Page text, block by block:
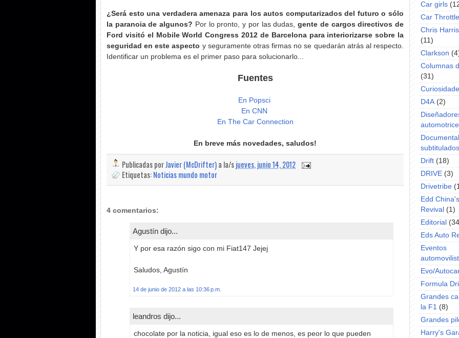
¿Será esto una verdadera amenaza para los autos computarizados del futuro o sólo
la paranoia de algunos? Por lo pronto, y por las dudas,gente de cargos directivos de
Ford visitó el Mobile World Congress 2012 de Barcelona para interiorizarse sobre la
seguridad en este aspecto y seguramente otras firmas no se quedarán atrás al respecto.
Identificar un problema es el primer paso para solucionarlo...
Fuentes
En Popsci
En CNN
En The Car Connection
En breve más novedades, saludos!
Publicadas porJavier (McDrifter)a la/sjueves, junio 14, 2012
Etiquetas:Noticias mundo motor
4 comentarios:
Agustín dijo...
Y por esa razón sigo con mi Fiat147 Jejej
Saludos, Agustín
14 de junio de 2012 a las 10:36 p.m.
leandros dijo...
chocolate por la noticia, igual eso es lo de menos, es peor lo que pueden
Car girls
Car Throttle
Chris
(11)
Clarkson
Columnas
(31)
D4A (2)
subtitulados
Drift (18)
DRIVE (3)
Drivetribe
Edd
Revival (1)
Editorial
Eds Auto
Eventos
Evo/
Formula
Grandes
la F1 (8)
Grandes
Harry's